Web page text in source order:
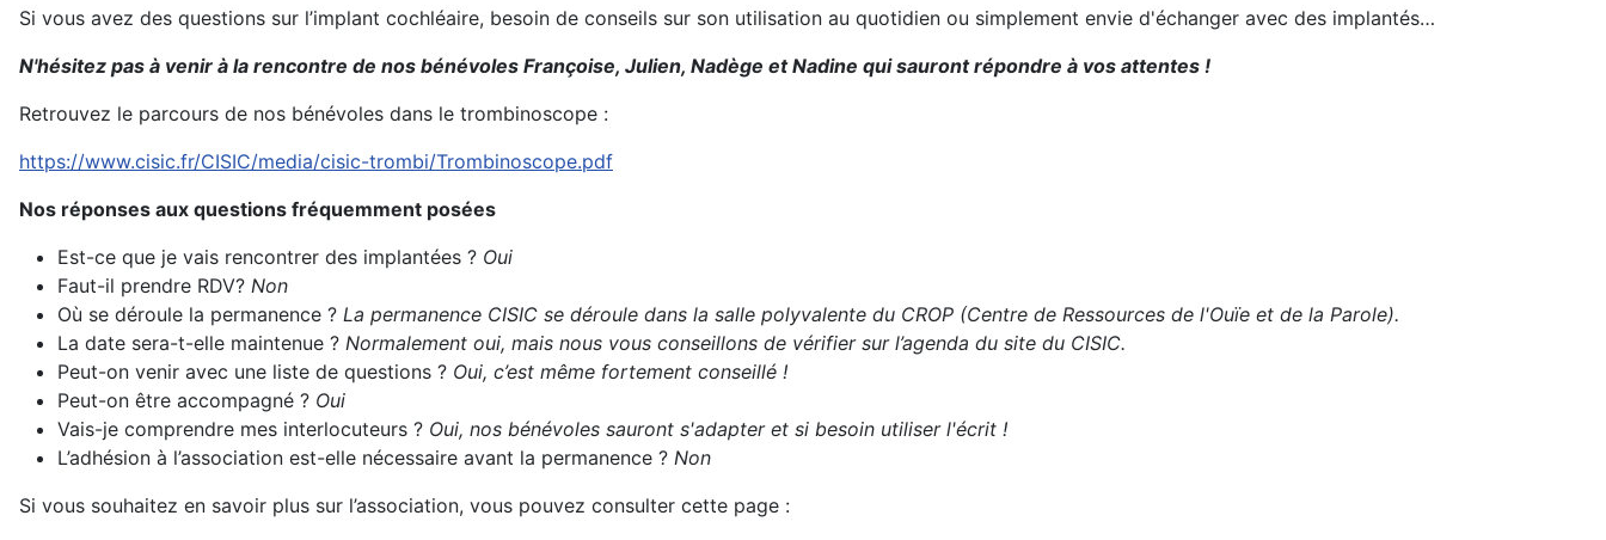
Si vous avez des questions sur l’implant cochléaire, besoin de conseils sur son utilisation au quotidien ou simplement envie d'échanger avec des implantés…
N'hésitez pas à venir à la rencontre de nos bénévoles Françoise, Julien, Nadège et Nadine qui sauront répondre à vos attentes !
Retrouvez le parcours de nos bénévoles dans le trombinoscope :
https://www.cisic.fr/CISIC/media/cisic-trombi/Trombinoscope.pdf
Nos réponses aux questions fréquemment posées
Est-ce que je vais rencontrer des implantées ? Oui
Faut-il prendre RDV? Non
Où se déroule la permanence ? La permanence CISIC se déroule dans la salle polyvalente du CROP (Centre de Ressources de l'Ouïe et de la Parole).
La date sera-t-elle maintenue ? Normalement oui, mais nous vous conseillons de vérifier sur l’agenda du site du CISIC.
Peut-on venir avec une liste de questions ? Oui, c’est même fortement conseillé !
Peut-on être accompagné ? Oui
Vais-je comprendre mes interlocuteurs ? Oui, nos bénévoles sauront s'adapter et si besoin utiliser l'écrit !
L’adhésion à l’association est-elle nécessaire avant la permanence ? Non
Si vous souhaitez en savoir plus sur l’association, vous pouvez consulter cette page :